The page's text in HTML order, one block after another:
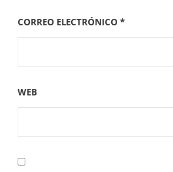
CORREO ELECTRÓNICO *
WEB